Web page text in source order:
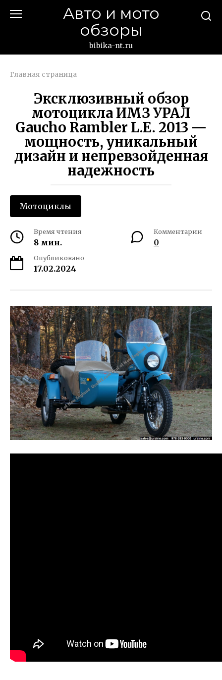
Авто и мото
обзоры
bibika-nt.ru
Главная страница
Эксклюзивный обзор
мотоцикла ИМЗ УРАЛ
Gaucho Rambler L.E. 2013 —
мощность, уникальный
дизайн и непревзойденная
надежность
Мотоциклы
Время чтения
8 мин.
Комментарии
0
Опубликовано
17.02.2024